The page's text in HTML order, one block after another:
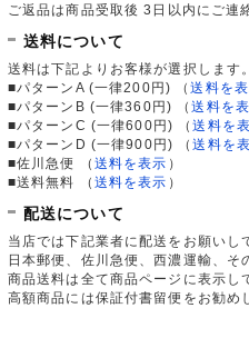
ご返品は商品受取後 3日以内にご連
送料について
送料は下記よりお客様が選択します。
■パターンA (一律200円)
（送料を
■パターンB (一律360円)
（送料を
■パターンC (一律600円)
（送料を
■パターンD (一律900円)
（送料を
■佐川急便
（ 送料を表示 ）
■送料無料
（ 送料を表示 ）
配送について
当店では下記業者に配送をお願いし
日本郵便、佐川急便、西濃運輸、
商品送料は全て商品ページに表示し
高額商品には保証付書留便をお勧め